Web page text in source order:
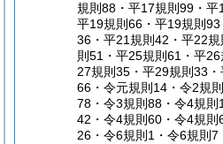
規則88・平17規則99・平
平19規則66・平19規則
36・平21規則42・平22
則51・平25規則61・平
27規則35・平29規則33
66・令元規則14・令2規
78・令3規則88・令4規則
42・令4規則60・令4規則
26・令6規則1・令6規則7